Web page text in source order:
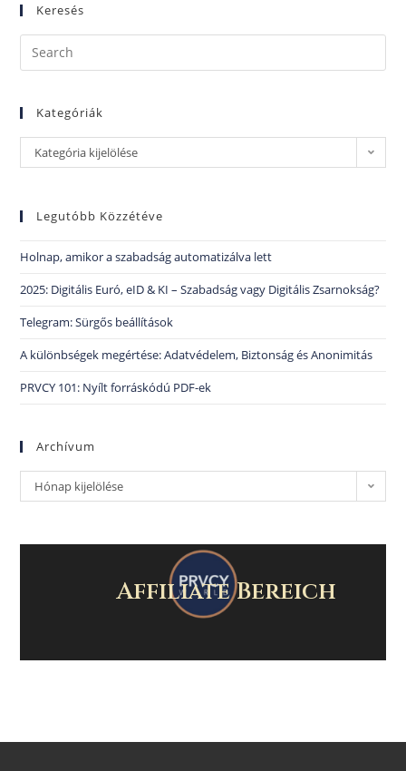
Keresés
Kategóriák
Kategória kijelölése
Legutóbb Közzétéve
Holnap, amikor a szabadság automatizálva lett
2025: Digitális Euró, eID & KI – Szabadság vagy Digitális Zsarnokság?
Telegram: Sürgős beállítások
A különbségek megértése: Adatvédelem, Biztonság és Anonimitás
PRVCY 101: Nyílt forráskódú PDF-ek
Archívum
Hónap kijelölése
Affiliate Bereich